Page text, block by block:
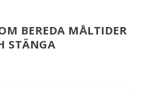
BEREDA MÅLTIDER
STÄNGA